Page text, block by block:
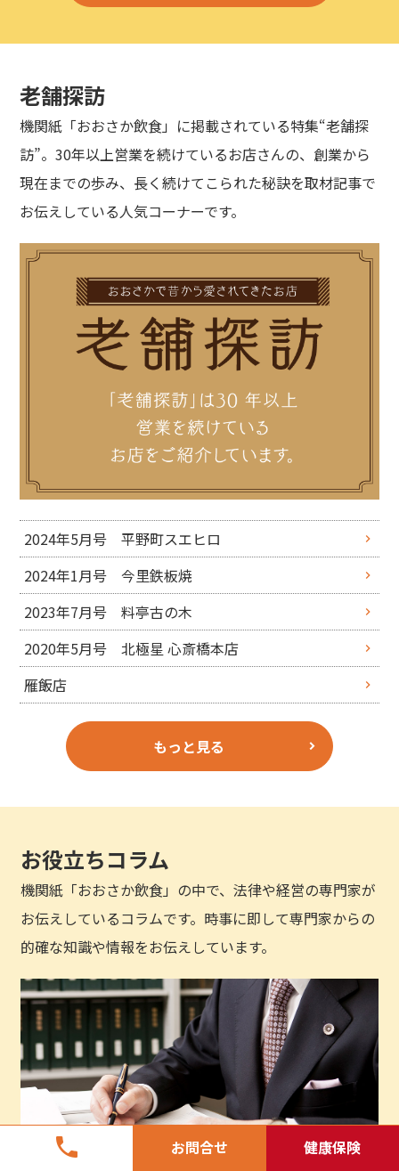
phone お問合せ 健康保険
老舗探訪
機関紙「おおさか飲食」に掲載されている特集“老舗探
訪”。30年以上営業を続けているお店さんの、創業から
現在までの歩み、長く続けてこられた秘訣を取材記事で
お伝えしている人気コーナーです。
2024年5月号 平野町スエヒロ
2024年1月号 今里鉄板焼
2023年7月号 料亭古の木
2020年5月号 北極星 心斎橋本店
雁飯店
もっと見る
お役立ちコラム
機関紙「おおさか飲食」の中で、法律や経営の専門家が
お伝えしているコラムです。時事に即して専門家からの
的確な知識や情報をお伝えしています。